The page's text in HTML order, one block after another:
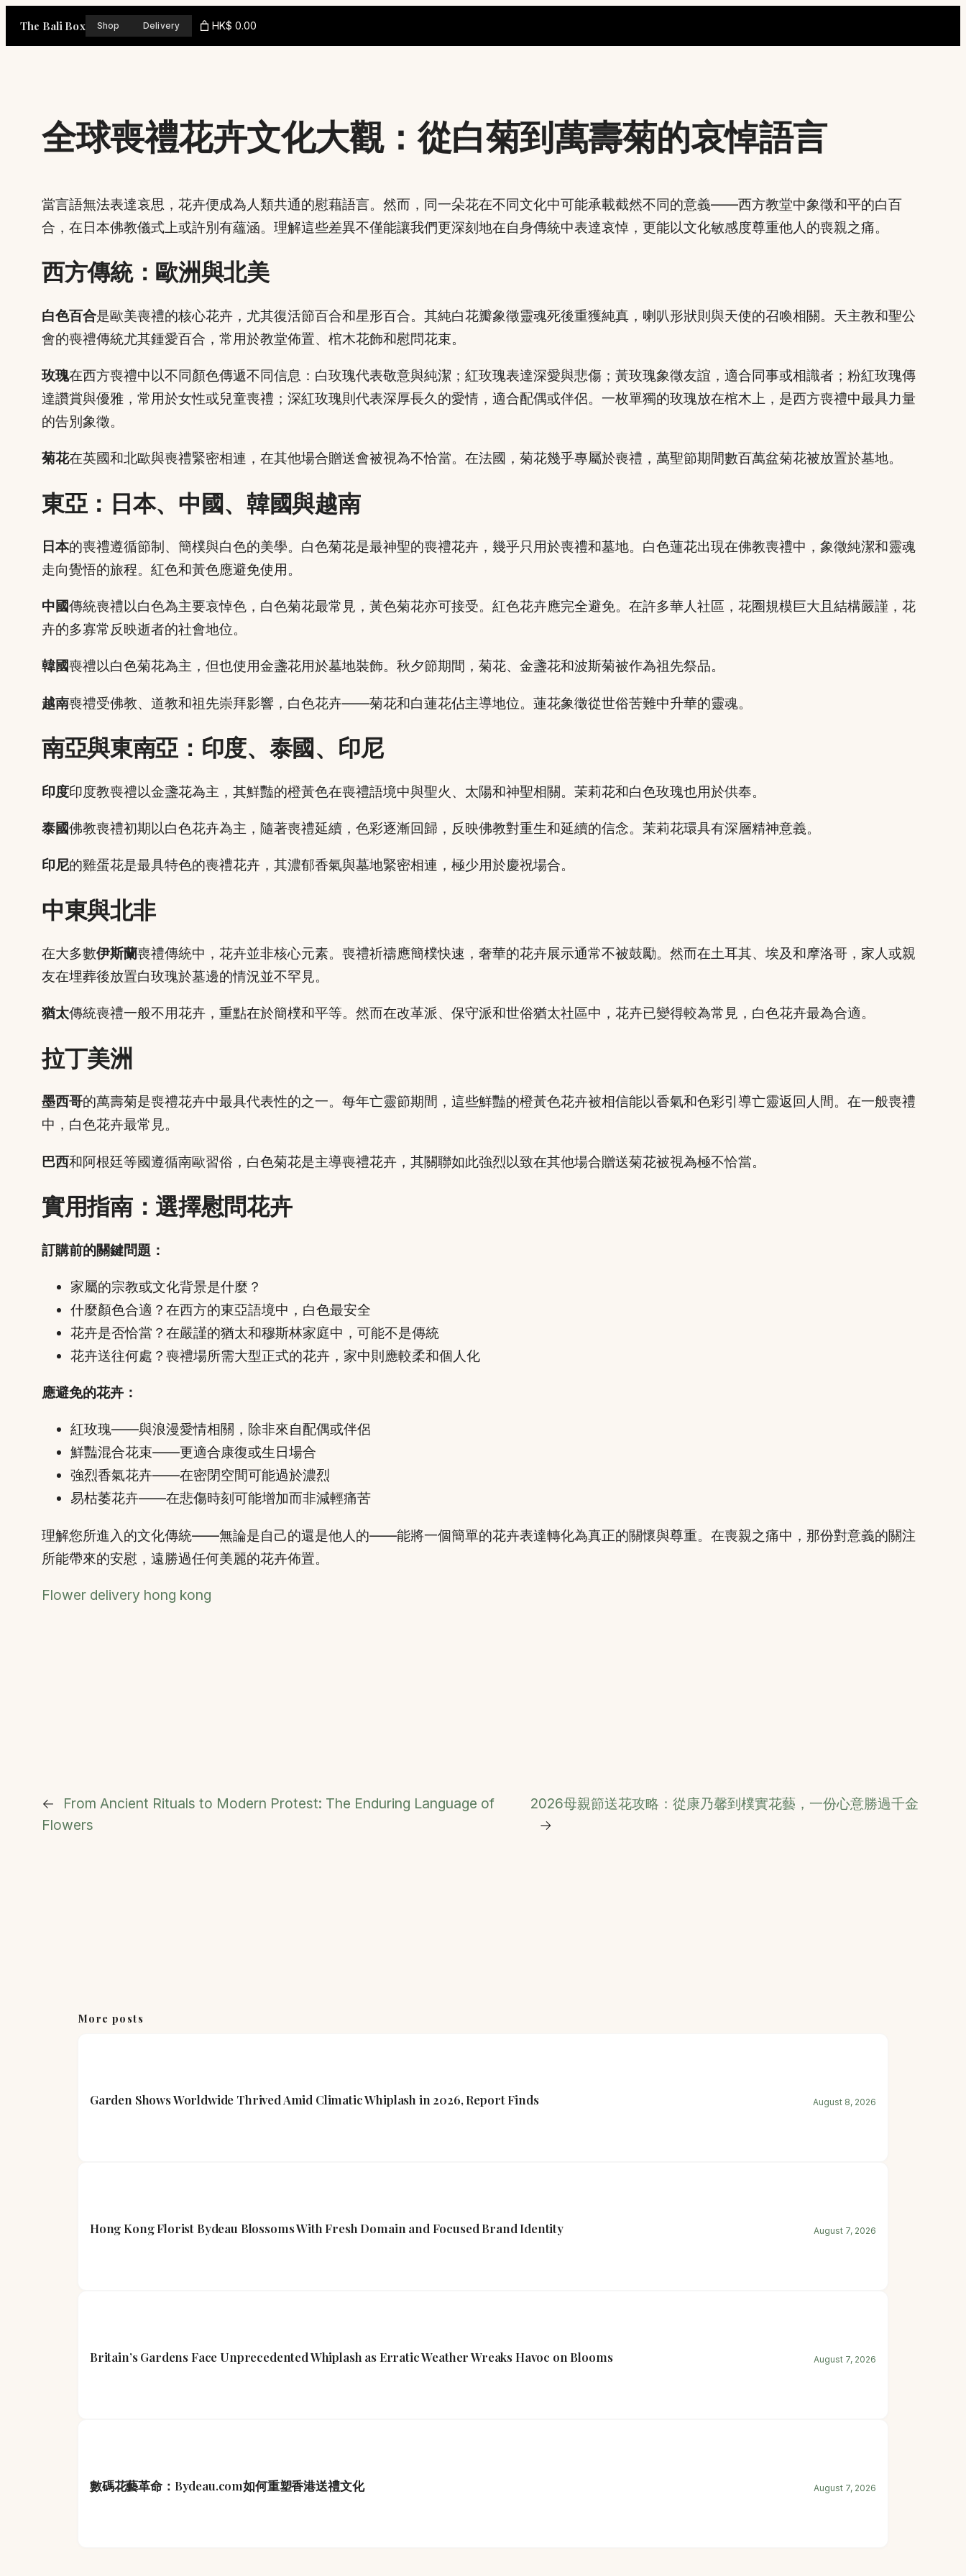
The Bali Box Shop Delivery HK$ 0.00
全球喪禮花卉文化大觀：從白菊到萬壽菊的哀悼語言
當言語無法表達哀思，花卉便成為人類共通的慰藉語言。然而，同一朵花在不同文化中可能承載截然不同的意義——西方教堂中象徵和平的白百
合，在日本佛教儀式上或許別有蘊涵。理解這些差異不僅能讓我們更深刻地在自身傳統中表達哀悼，更能以文化敏感度尊重他人的喪親之痛。
西方傳統：歐洲與北美
白色百合是歐美喪禮的核心花卉，尤其復活節百合和星形百合。其純白花瓣象徵靈魂死後重獲純真，喇叭形狀則與天使的召喚相關。天主教和聖公
會的喪禮傳統尤其鍾愛百合，常用於教堂佈置、棺木花飾和慰問花束。
玫瑰在西方喪禮中以不同顏色傳遞不同信息：白玫瑰代表敬意與純潔；紅玫瑰表達深愛與悲傷；黃玫瑰象徵友誼，適合同事或相識者；粉紅玫瑰傳
達讚賞與優雅，常用於女性或兒童喪禮；深紅玫瑰則代表深厚長久的愛情，適合配偶或伴侶。一枚單獨的玫瑰放在棺木上，是西方喪禮中最具力量
的告別象徵。
菊花在英國和北歐與喪禮緊密相連，在其他場合贈送會被視為不恰當。在法國，菊花幾乎專屬於喪禮，萬聖節期間數百萬盆菊花被放置於墓地。
東亞：日本、中國、韓國與越南
日本的喪禮遵循節制、簡樸與白色的美學。白色菊花是最神聖的喪禮花卉，幾乎只用於喪禮和墓地。白色蓮花出現在佛教喪禮中，象徵純潔和靈魂
走向覺悟的旅程。紅色和黃色應避免使用。
中國傳統喪禮以白色為主要哀悼色，白色菊花最常見，黃色菊花亦可接受。紅色花卉應完全避免。在許多華人社區，花圈規模巨大且結構嚴謹，花
卉的多寡常反映逝者的社會地位。
韓國喪禮以白色菊花為主，但也使用金盞花用於墓地裝飾。秋夕節期間，菊花、金盞花和波斯菊被作為祖先祭品。
越南喪禮受佛教、道教和祖先崇拜影響，白色花卉——菊花和白蓮花佔主導地位。蓮花象徵從世俗苦難中升華的靈魂。
南亞與東南亞：印度、泰國、印尼
印度印度教喪禮以金盞花為主，其鮮豔的橙黃色在喪禮語境中與聖火、太陽和神聖相關。茉莉花和白色玫瑰也用於供奉。
泰國佛教喪禮初期以白色花卉為主，隨著喪禮延續，色彩逐漸回歸，反映佛教對重生和延續的信念。茉莉花環具有深層精神意義。
印尼的雞蛋花是最具特色的喪禮花卉，其濃郁香氣與墓地緊密相連，極少用於慶祝場合。
中東與北非
在大多數伊斯蘭喪禮傳統中，花卉並非核心元素。喪禮祈禱應簡樸快速，奢華的花卉展示通常不被鼓勵。然而在土耳其、埃及和摩洛哥，家人或親
友在埋葬後放置白玫瑰於墓邊的情況並不罕見。
猶太傳統喪禮一般不用花卉，重點在於簡樸和平等。然而在改革派、保守派和世俗猶太社區中，花卉已變得較為常見，白色花卉最為合適。
拉丁美洲
墨西哥的萬壽菊是喪禮花卉中最具代表性的之一。每年亡靈節期間，這些鮮豔的橙黃色花卉被相信能以香氣和色彩引導亡靈返回人間。在一般喪禮
中，白色花卉最常見。
巴西和阿根廷等國遵循南歐習俗，白色菊花是主導喪禮花卉，其關聯如此強烈以致在其他場合贈送菊花被視為極不恰當。
實用指南：選擇慰問花卉
訂購前的關鍵問題：
家屬的宗教或文化背景是什麼？
什麼顏色合適？在西方的東亞語境中，白色最安全
花卉是否恰當？在嚴謹的猶太和穆斯林家庭中，可能不是傳統
花卉送往何處？喪禮場所需大型正式的花卉，家中則應較柔和個人化
應避免的花卉：
紅玫瑰——與浪漫愛情相關，除非來自配偶或伴侶
鮮豔混合花束——更適合康復或生日場合
強烈香氣花卉——在密閉空間可能過於濃烈
易枯萎花卉——在悲傷時刻可能增加而非減輕痛苦
理解您所進入的文化傳統——無論是自己的還是他人的——能將一個簡單的花卉表達轉化為真正的關懷與尊重。在喪親之痛中，那份對意義的關注
所能帶來的安慰，遠勝過任何美麗的花卉佈置。
Flower delivery hong kong
←
From Ancient Rituals to Modern Protest: The Enduring Language of
Flowers
2026母親節送花攻略：從康乃馨到樸實花藝，一份心意勝過千金
→
More posts
Garden Shows Worldwide Thrived Amid Climatic Whiplash in 2026, Report Finds August 8, 2026
Hong Kong Florist Bydeau Blossoms With Fresh Domain and Focused Brand Identity August 7, 2026
Britain’s Gardens Face Unprecedented Whiplash as Erratic Weather Wreaks Havoc on Blooms August 7, 2026
數碼花藝革命：Bydeau.com如何重塑香港送禮文化 August 7, 2026